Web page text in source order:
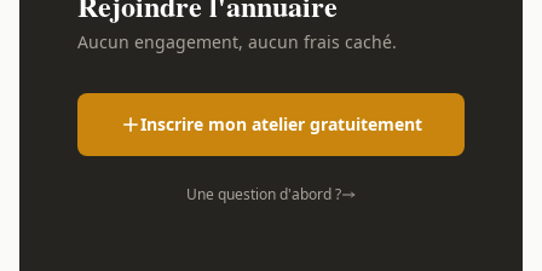
Aucun engagement, aucun frais caché.
Inscrire mon atelier gratuitement
Une question d'abord ?